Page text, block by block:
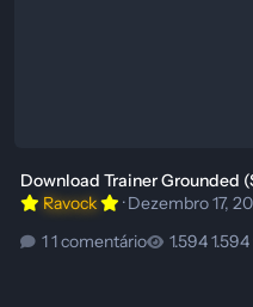
Download Trainer Grounded
Ravock
·Dezembro 17,
1 comentário